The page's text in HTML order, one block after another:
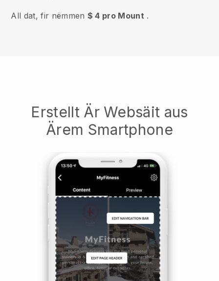
All dat, fir nëmmen $ 4 pro Mount .
Erstellt Är Websäit aus
Ärem Smartphone